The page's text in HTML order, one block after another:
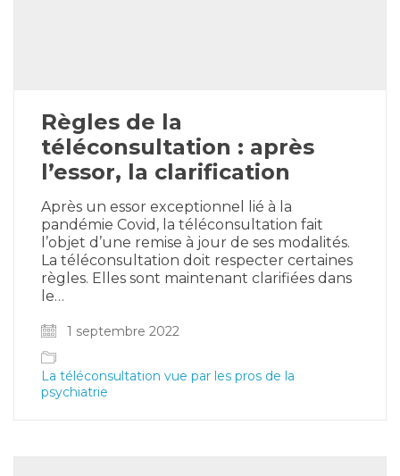
Règles de la
téléconsultation : après
l’essor, la clarification
Après un essor exceptionnel lié à la
pandémie Covid, la téléconsultation fait
l’objet d’une remise à jour de ses modalités.
La téléconsultation doit respecter certaines
règles. Elles sont maintenant clarifiées dans
le…
1 septembre 2022
La téléconsultation vue par les pros de la
psychiatrie